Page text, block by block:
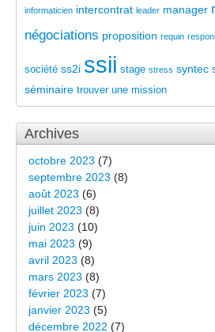
informaticien intercontrat leader manager
négociations proposition requin
société ss2i ssii stage stress syntec
séminaire trouver une mission
Archives
octobre 2023 (7)
septembre 2023 (8)
août 2023 (6)
juillet 2023 (8)
juin 2023 (10)
mai 2023 (9)
avril 2023 (8)
mars 2023 (8)
février 2023 (7)
janvier 2023 (5)
décembre 2022 (7)